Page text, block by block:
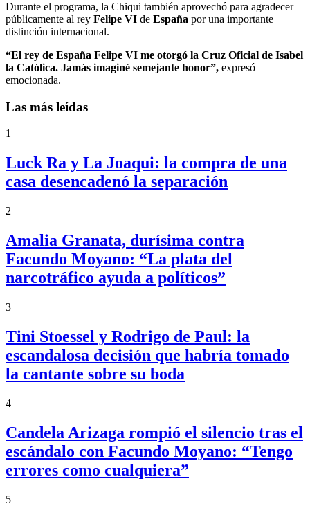
Durante el programa, la Chiqui también aprovechó para agradecer
públicamente al rey Felipe VI de España por una importante
distinción internacional.
“El rey de España Felipe VI me otorgó la Cruz Oficial de Isabel
la Católica. Jamás imaginé semejante honor”, expresó
emocionada.
Las más leídas
1
Luck Ra y La Joaqui: la compra de una
casa desencadenó la separación
2
Amalia Granata, durísima contra
Facundo Moyano: “La plata del
narcotráfico ayuda a políticos”
3
Tini Stoessel y Rodrigo de Paul: la
escandalosa decisión que habría tomado
la cantante sobre su boda
4
Candela Arizaga rompió el silencio tras el
escándalo con Facundo Moyano: “Tengo
errores como cualquiera”
5